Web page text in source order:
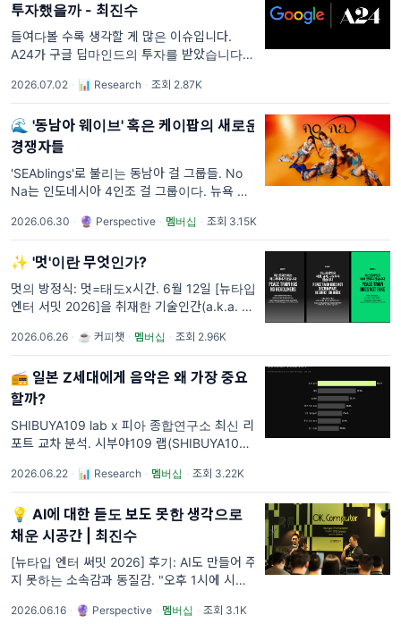
투자했을까 - 최진수
들여다볼 수록 생각할 게 많은 이슈입니다.
A24가 구글 딥마인드의 투자를 받았습니다. 대
보였습니다. A24도 공식 논평을 냈습니다. 이
이슈는 더 들여다볼 수록 생각할 지점이
2026.07.02 · 📊 Research · 조회 2.87K
🌊 '동남아 웨이브' 혹은 케이팝의 새로운
경쟁자들
'SEAblings'로 불리는 동남아 걸 그룹들. No
Na는 인도네시아 4인조 걸 그룹이다. 뉴욕 기
5월에 데뷔했다.
2026.06.30 · 🔮 Perspective · 멤버십 · 조회 3.15K
✨ '멋'이란 무엇인가?
멋의 방정식: 멋=태도x시간. 6월 12일 [뉴타입
엔터 서밋 2026]을 취재한 기술인간(a.k.a. 하
시간으로 압축했으니 참고하세요. 💡 요즘 갑
자기 '멋'이라
2026.06.26 · ☕ 커피챗 · 멤버십 · 조회 2.96K
📻 일본 Z세대에게 음악은 왜 가장 중요
할까?
SHIBUYA109 lab x 피아 종합연구소 최신 리
포트 교차 분석. 시부야109 랩(SHIBUYA109
Z세대 587명을 대상으로 "감정이나 스트레스
를 발산하고 싶다고 느낀 적이 있나?"라고
2026.06.22 · 📊 Research · 멤버십 · 조회 3.22K
💡 AI에 대한 듣도 보도 못한 생각으로
채운 시공간 | 최진수
[뉴타입 엔터 써밋 2026] 후기: AI도 만들어 주
지 못하는 소속감과 동질감. "오후 1시에 시작
밤 10시의 이태원 길을 걸을 때 왠지 행복했다.
2026.06.16 · 🔮 Perspective · 멤버십 · 조회 3.1K